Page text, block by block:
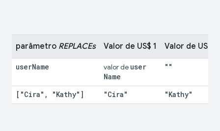
parâmetro REPLACEs Valor de US$ 1 Valor de US $2
userName valor de user
Name
""
["Cira" , "Kathy"] "Cira" "Kathy"